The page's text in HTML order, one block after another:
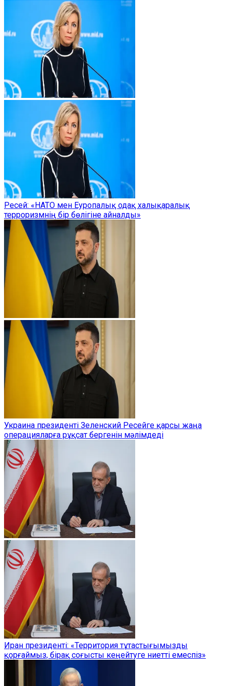
Ресей: «НАТО мен Еуропалық одақ халықаралық
терроризмнің бір бөлігіне айналды»
Украина президенті Зеленский Ресейге қарсы жаңа
операцияларға рұқсат бергенін мәлімдеді
Иран президенті: «Территория тұтастығымызды
қорғаймыз, бірақ соғысты кеңейтуге ниетті емеспіз»